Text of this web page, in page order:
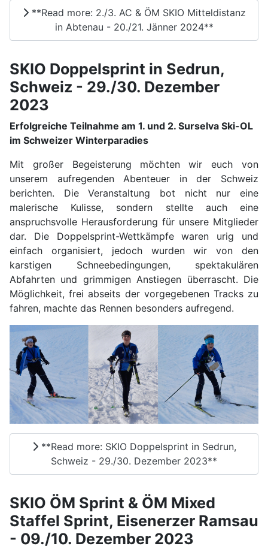
**Read more: 2./3. AC & ÖM SKIO Mitteldistanz
in Abtenau - 20./21. Jänner 2024**
SKIO Doppelsprint in Sedrun,
Schweiz - 29./30. Dezember
2023
Erfolgreiche Teilnahme am 1. und 2. Surselva Ski-OL
im Schweizer Winterparadies
Mit großer Begeisterung möchten wir euch von
unserem aufregenden Abenteuer in der Schweiz
berichten. Die Veranstaltung bot nicht nur eine
malerische Kulisse, sondern stellte auch eine
anspruchsvolle Herausforderung für unsere Mitglieder
dar. Die Doppelsprint-Wettkämpfe waren urig und
einfach organisiert, jedoch wurden wir von den
karstigen Schneebedingungen, spektakulären
Abfahrten und grimmigen Anstiegen überrascht. Die
Möglichkeit, frei abseits der vorgegebenen Tracks zu
fahren, machte das Rennen besonders aufregend.
**Read more: SKIO Doppelsprint in Sedrun,
Schweiz - 29./30. Dezember 2023**
SKIO ÖM Sprint & ÖM Mixed
Staffel Sprint, Eisenerzer Ramsau
- 09./10. Dezember 2023